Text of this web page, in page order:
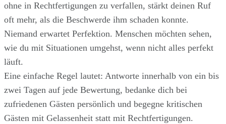
ohne in Rechtfertigungen zu verfallen, stärkt deinen Ruf
oft mehr, als die Beschwerde ihm schaden konnte.
Niemand erwartet Perfektion. Menschen möchten sehen,
wie du mit Situationen umgehst, wenn nicht alles perfekt
läuft.
Eine einfache Regel lautet: Antworte innerhalb von ein bis
zwei Tagen auf jede Bewertung, bedanke dich bei
zufriedenen Gästen persönlich und begegne kritischen
Gästen mit Gelassenheit statt mit Rechtfertigungen.